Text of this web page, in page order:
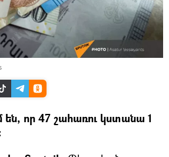
են, որ 47 շահառու կստանա 1